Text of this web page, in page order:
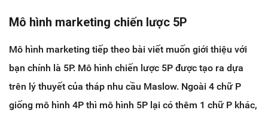
Mô hình marketing chiến lược 5P
Mô hình marketing tiếp theo bài viết muốn giới thiệu với
bạn chính là 5P. Mô hình chiến lược 5P được tạo ra dựa
trên lý thuyết của tháp nhu cầu Maslow. Ngoài 4 chữ P
giống mô hình 4P thì mô hình 5P lại có thêm 1 chữ P khác,